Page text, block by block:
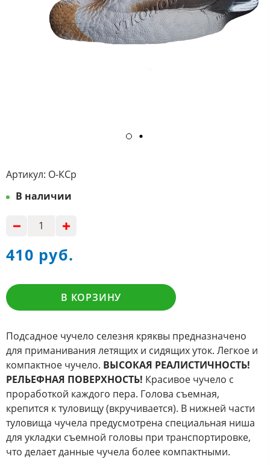
Артикул: О-КСр
В наличии
410 руб.
В КОРЗИНУ
Подсадное чучело селезня кряквы предназначено
для приманивания летящих и сидящих уток. Легкое и
компактное чучело. ВЫСОКАЯ РЕАЛИСТИЧНОСТЬ!
РЕЛЬЕФНАЯ ПОВЕРХНОСТЬ! Красивое чучело с
проработкой каждого пера. Голова съемная,
крепится к туловищу (вкручивается). В нижней части
туловища чучела предусмотрена специальная ниша
для укладки съемной головы при транспортировке,
что делает данные чучела более компактными.